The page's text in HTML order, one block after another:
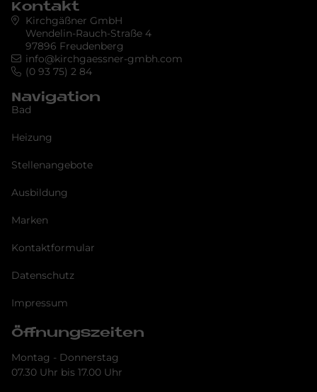
Kontakt
Kirchgäßner GmbH
Wendelin-Rauch-Straße 4
97896 Freudenberg
info@kirchgaessner-gmbh.com
(0 93 75) 2 84
Navigation
Bad
Heizung
Stellenangebote
Ausbildung
Marken
Kontaktformular
Datenschutz
Impressum
Öffnungszeiten
Montag - Donnerstag
07.30 Uhr bis 17.00 Uhr